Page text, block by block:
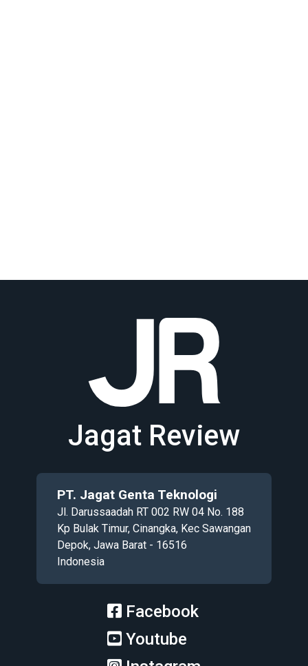
Jagat Review
PT. Jagat Genta Teknologi
Jl. Darussaadah RT 002 RW 04 No. 188
Kp Bulak Timur, Cinangka, Kec Sawangan
Depok, Jawa Barat - 16516
Indonesia
Facebook
Youtube